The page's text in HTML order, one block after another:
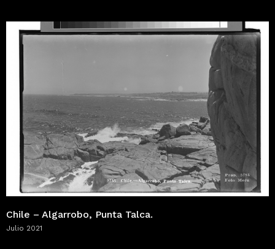
Chile – Algarrobo, Punta Talca.
Julio 2021